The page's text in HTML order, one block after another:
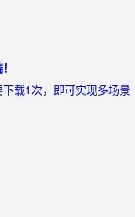
载1次，即可实现多场景